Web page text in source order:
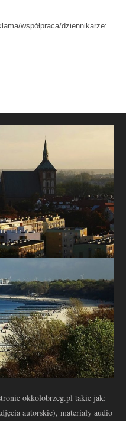
współpraca/dziennikarze:
okkolobrzeg.pl takie jak:
autorskie), materiały audio